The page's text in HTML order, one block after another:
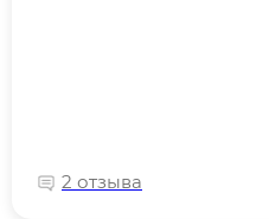
2 отзыва